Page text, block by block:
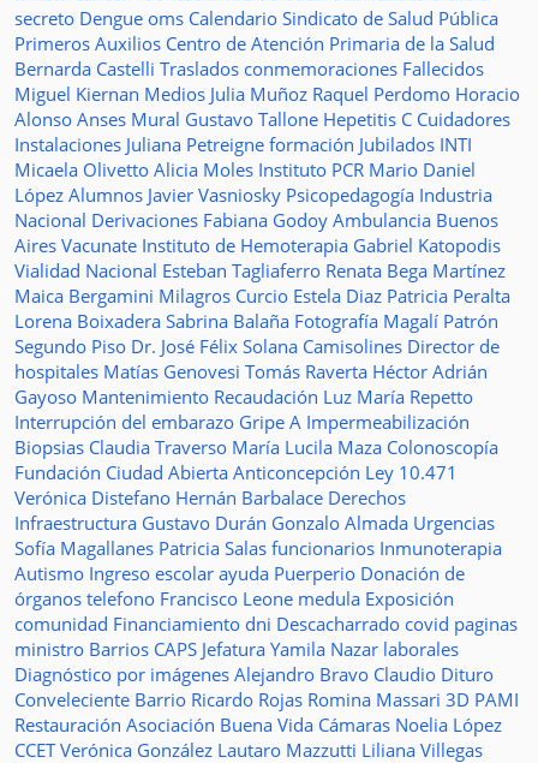
secreto Dengue oms Calendario Sindicato de Salud Pública
Primeros Auxilios Centro de Atención Primaria de la Salud
Bernarda Castelli Traslados conmemoraciones Fallecidos
Miguel Kiernan Medios Julia Muñoz Raquel Perdomo Horacio
Alonso Anses Mural Gustavo Tallone Hepetitis C Cuidadores
Instalaciones Juliana Petreigne formación Jubilados INTI
Micaela Olivetto Alicia Moles Instituto PCR Mario Daniel
López Alumnos Javier Vasniosky Psicopedagogía Industria
Nacional Derivaciones Fabiana Godoy Ambulancia Buenos
Aires Vacunate Instituto de Hemoterapia Gabriel Katopodis
Vialidad Nacional Esteban Tagliaferro Renata Bega Martínez
Maica Bergamini Milagros Curcio Estela Diaz Patricia Peralta
Lorena Boixadera Sabrina Balaña Fotografía Magalí Patrón
Segundo Piso Dr. José Félix Solana Camisolines Director de
hospitales Matías Genovesi Tomás Raverta Héctor Adrián
Gayoso Mantenimiento Recaudación Luz María Repetto
Interrupción del embarazo Gripe A Impermeabilización
Biopsias Claudia Traverso María Lucila Maza Colonoscopía
Fundación Ciudad Abierta Anticoncepción Ley 10.471
Verónica Distefano Hernán Barbalace Derechos
Infraestructura Gustavo Durán Gonzalo Almada Urgencias
Sofía Magallanes Patricia Salas funcionarios Inmunoterapia
Autismo Ingreso escolar ayuda Puerperio Donación de
órganos telefono Francisco Leone medula Exposición
comunidad Financiamiento dni Descacharrado covid paginas
ministro Barrios CAPS Jefatura Yamila Nazar laborales
Diagnóstico por imágenes Alejandro Bravo Claudio Dituro
Conveleciente Barrio Ricardo Rojas Romina Massari 3D PAMI
Restauración Asociación Buena Vida Cámaras Noelia López
CCETVerónica González Lautaro Mazzutti Liliana Villegas